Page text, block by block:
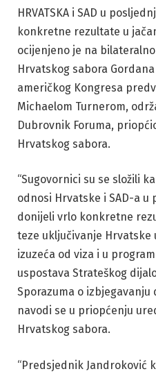
HRVATSKA i SAD u
konkretne rezultate u
ocijenjeno je na
Hrvatskog sabora
američkog Kongresa
Michaelom Turnerom,
Dubrovnik Foruma,
Hrvatskog sabora.
“Sugovornici su se složili
odnosi Hrvatske i SAD-a
donijeli vrlo konkretne
teze uključivanje Hrvatske
izuzeća od viza i u
uspostava Strateškog
Sporazuma o izbjegavanju
navodi se u priopćenju
Hrvatskog sabora.
“Predsjednik Jandroković